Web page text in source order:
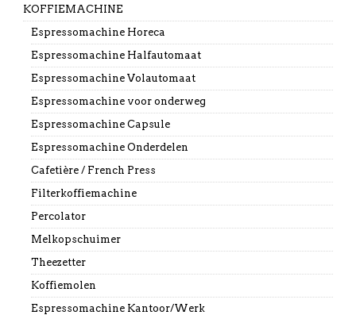
KOFFIEMACHINE
Espressomachine Horeca
Espressomachine Halfautomaat
Espressomachine Volautomaat
Espressomachine voor onderweg
Espressomachine Capsule
Espressomachine Onderdelen
Cafetière / French Press
Filterkoffiemachine
Percolator
Melkopschuimer
Theezetter
Koffiemolen
Espressomachine Kantoor/Werk